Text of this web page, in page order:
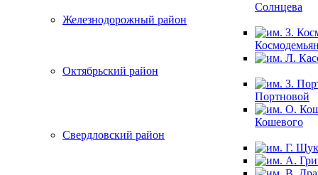
Солнцева
Железнодорожный район
Октябрьский район
Портновой
Кошевого
Свердловский район